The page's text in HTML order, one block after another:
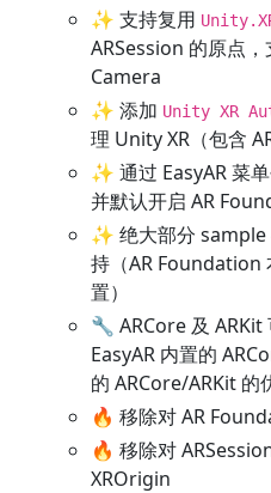
✨ 支持复用
ARSession 的原点
Camera
✨ 添加 Unity XR
理 Unity XR（包含
✨ 通过 EasyAR 菜
并默认开启 AR
✨ 绝大部分
持（AR Foundation
置）
🔧 ARCore 及 ARKit
EasyAR 内置的
的 ARCore/ARKit 的
🔥 移除对 AR
🔥 移除对
XROrigin